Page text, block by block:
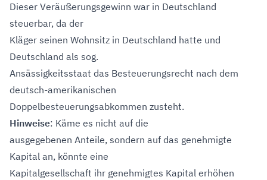
Dieser Veräußerungsgewinn war in Deutschland
steuerbar, da der
Kläger seinen Wohnsitz in Deutschland hatte und
Deutschland als sog.
Ansässigkeitsstaat das Besteuerungsrecht nach dem
deutsch-amerikanischen
Doppelbesteuerungsabkommen zusteht.
Hinweise: Käme es nicht auf die
ausgegebenen Anteile, sondern auf das genehmigte
Kapital an, könnte eine
Kapitalgesellschaft ihr genehmigtes Kapital erhöhen